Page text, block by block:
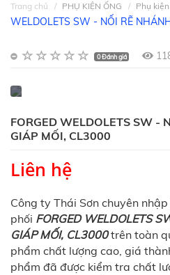
Trang chủ PHỤ KIỆN ỐNG Phụ
WELDOLETS SW - NỐI RẼ
0 Đánh giá
FORGED WELDOLETS SW -
GIÁP MỐI, CL3000
Liên hệ
Công ty Thái Sơn chuyên
phối FORGED WELDOLETS
GIÁP MỐI, CL3000 trên toàn
phẩm chất lượng cao, giá
phẩm đã được kiểm tra chất